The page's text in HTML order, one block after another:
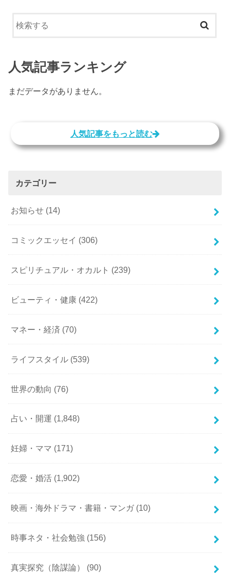
人気記事ランキング
まだデータがありません。
人気記事をもっと読む
カテゴリー
お知らせ (14)
コミックエッセイ (306)
スピリチュアル・オカルト (239)
ビューティ・健康 (422)
マネー・経済 (70)
ライフスタイル (539)
世界の動向 (76)
占い・開運 (1,848)
妊婦・ママ (171)
恋愛・婚活 (1,902)
映画・海外ドラマ・書籍・マンガ (10)
時事ネタ・社会勉強 (156)
真実探究（陰謀論） (90)